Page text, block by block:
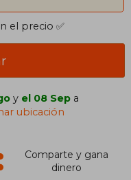
el precio ✅
y el 08 Sep a
ubicación
Comparte y gana
dinero